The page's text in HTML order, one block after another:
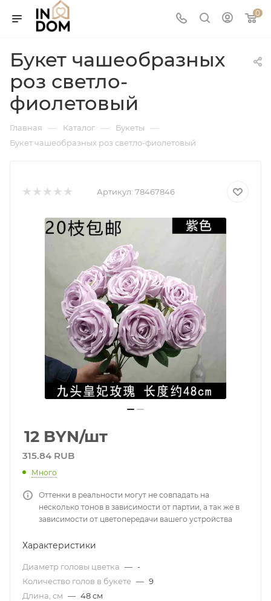
0
Букет чашеобразных
роз светло-
фиолетовый
Главная — Каталог — Букеты —
Букет чашеобразных роз светло-фиолетовый
Артикул: 78467846
12 BYN/шт
315.84 RUB
Много
Оттенки в реальности могут не совпадать на
несколько тонов в зависимости от партии, а так же в
зависимости от цветопередачи вашего устройства
Характеристики
Диаметр головы цветка — -
Количество голов в букете — 9
Длина, см — 48 см